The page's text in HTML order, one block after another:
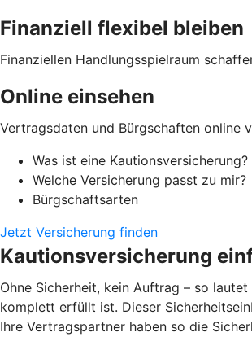
Finanziell flexibel bleiben
Finanziellen Handlungsspielraum
Online einsehen
Vertragsdaten und Bürgschaften online
Was ist eine Kautionsversicherung?
Welche Versicherung passt zu mir?
Bürgschaftsarten
Jetzt Versicherung finden
Kautionsversicherung
Ohne Sicherheit, kein Auftrag – so
komplett erfüllt ist. Dieser
Ihre Vertragspartner haben so die